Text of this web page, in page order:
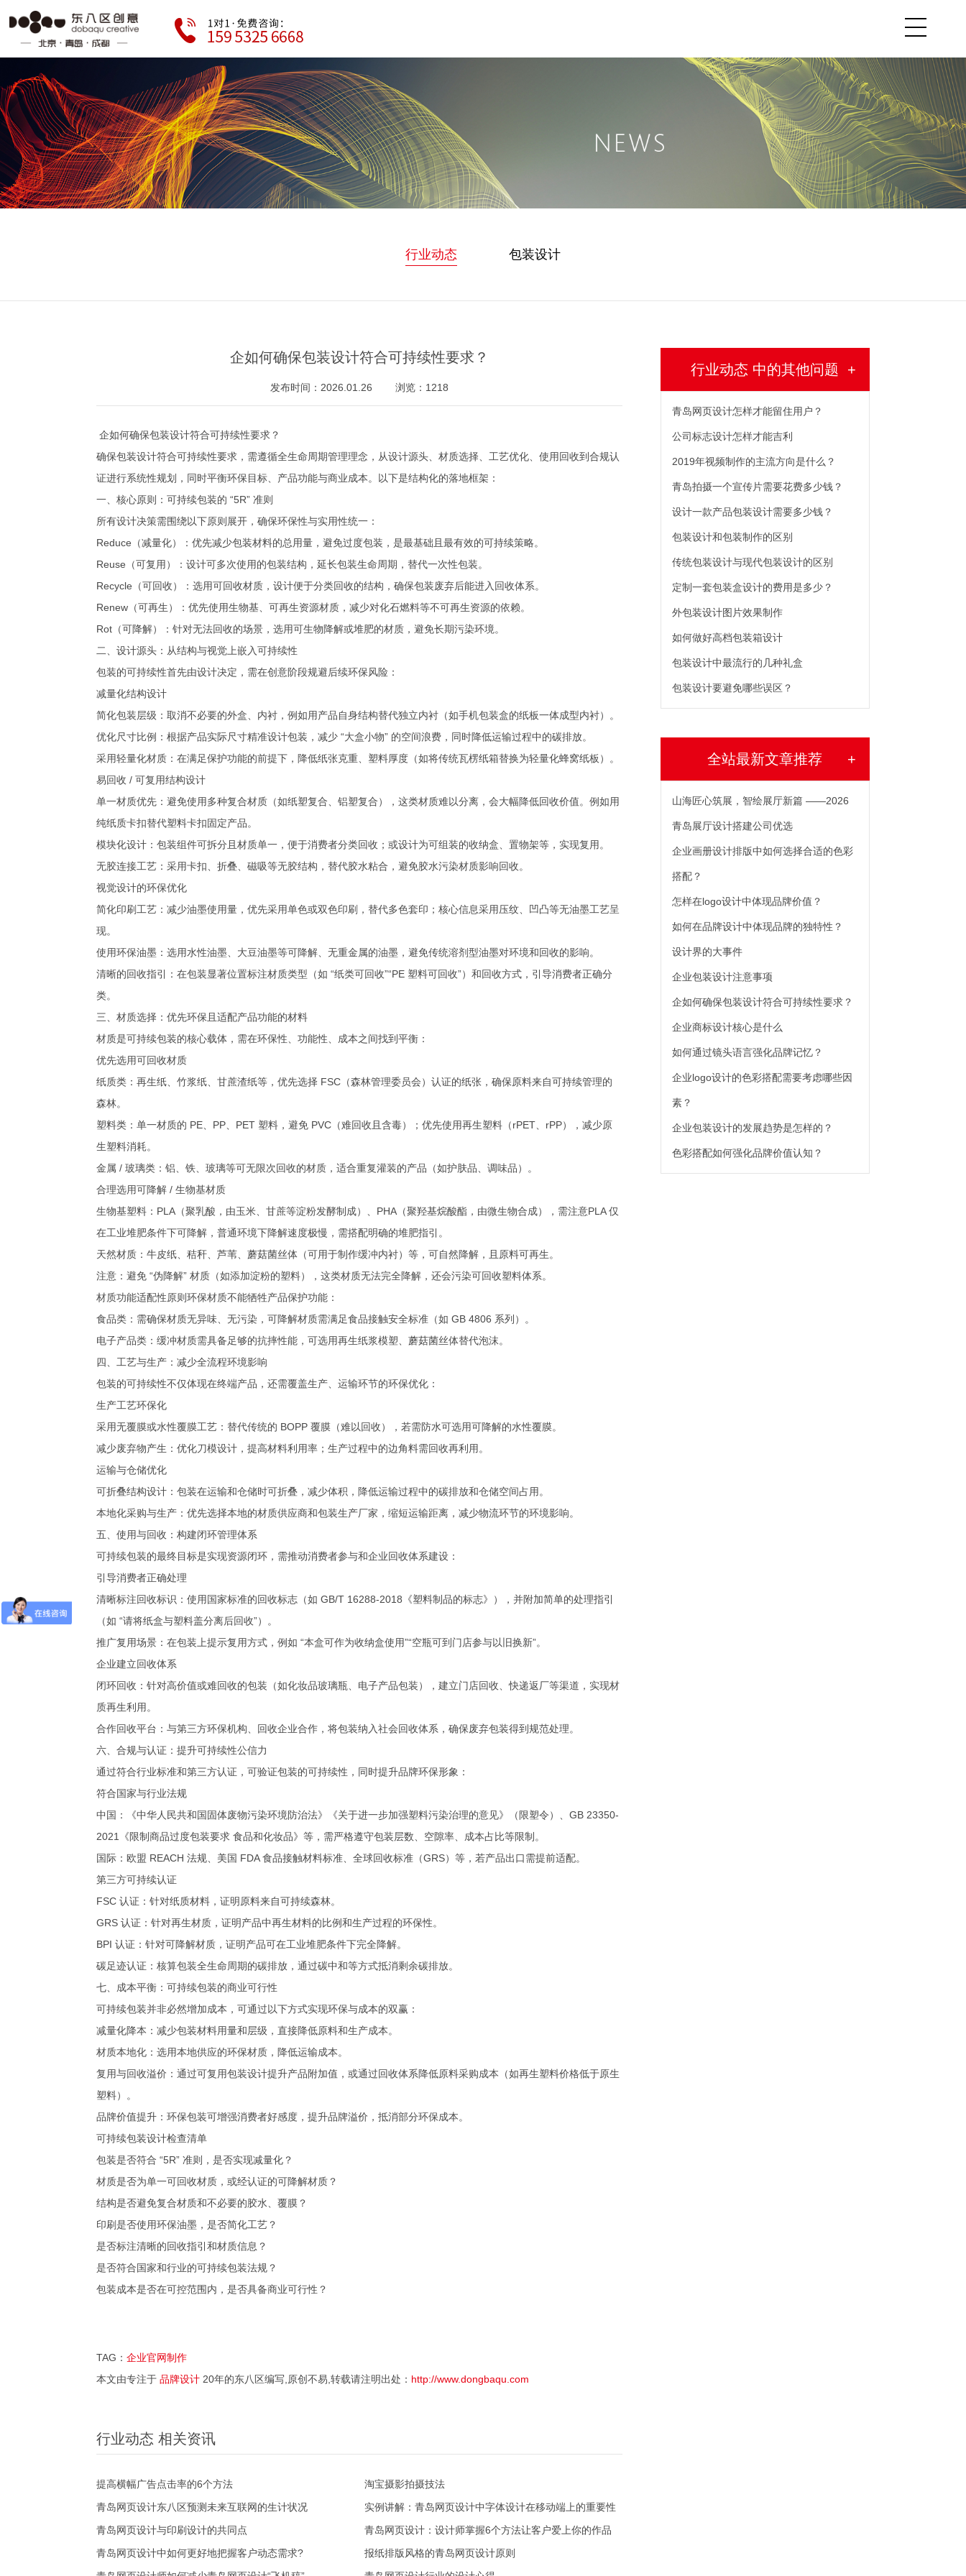
行业动态 包装设计
企如何确保包装设计符合可持续性要求？
发布时间：2026.01.26 浏览：1218
企如何确保包装设计符合可持续性要求？
确保包装设计符合可持续性要求，需遵循全生命周期管理理念，从设计源头、材质选择、工艺优化、使用回收到合规认
证进行系统性规划，同时平衡环保目标、产品功能与商业成本。以下是结构化的落地框架：
一、核心原则：可持续包装的 “5R” 准则
所有设计决策需围绕以下原则展开，确保环保性与实用性统一：
Reduce（减量化）：优先减少包装材料的总用量，避免过度包装，是最基础且最有效的可持续策略。
Reuse（可复用）：设计可多次使用的包装结构，延长包装生命周期，替代一次性包装。
Recycle（可回收）：选用可回收材质，设计便于分类回收的结构，确保包装废弃后能进入回收体系。
Renew（可再生）：优先使用生物基、可再生资源材质，减少对化石燃料等不可再生资源的依赖。
Rot（可降解）：针对无法回收的场景，选用可生物降解或堆肥的材质，避免长期污染环境。
二、设计源头：从结构与视觉上嵌入可持续性
包装的可持续性首先由设计决定，需在创意阶段规避后续环保风险：
减量化结构设计
简化包装层级：取消不必要的外盒、内衬，例如用产品自身结构替代独立内衬（如手机包装盒的纸板一体成型内衬）。
优化尺寸比例：根据产品实际尺寸精准设计包装，减少 “大盒小物” 的空间浪费，同时降低运输过程中的碳排放。
采用轻量化材质：在满足保护功能的前提下，降低纸张克重、塑料厚度（如将传统瓦楞纸箱替换为轻量化蜂窝纸板）。
易回收 / 可复用结构设计
单一材质优先：避免使用多种复合材质（如纸塑复合、铝塑复合），这类材质难以分离，会大幅降低回收价值。例如用
纯纸质卡扣替代塑料卡扣固定产品。
模块化设计：包装组件可拆分且材质单一，便于消费者分类回收；或设计为可组装的收纳盒、置物架等，实现复用。
无胶连接工艺：采用卡扣、折叠、磁吸等无胶结构，替代胶水粘合，避免胶水污染材质影响回收。
视觉设计的环保优化
简化印刷工艺：减少油墨使用量，优先采用单色或双色印刷，替代多色套印；核心信息采用压纹、凹凸等无油墨工艺呈
现。
使用环保油墨：选用水性油墨、大豆油墨等可降解、无重金属的油墨，避免传统溶剂型油墨对环境和回收的影响。
清晰的回收指引：在包装显著位置标注材质类型（如 “纸类可回收”“PE 塑料可回收”）和回收方式，引导消费者正确分
类。
三、材质选择：优先环保且适配产品功能的材料
材质是可持续包装的核心载体，需在环保性、功能性、成本之间找到平衡：
优先选用可回收材质
纸质类：再生纸、竹浆纸、甘蔗渣纸等，优先选择 FSC（森林管理委员会）认证的纸张，确保原料来自可持续管理的
森林。
塑料类：单一材质的 PE、PP、PET 塑料，避免 PVC（难回收且含毒）；优先使用再生塑料（rPET、rPP），减少原
生塑料消耗。
金属 / 玻璃类：铝、铁、玻璃等可无限次回收的材质，适合重复灌装的产品（如护肤品、调味品）。
合理选用可降解 / 生物基材质
生物基塑料：PLA（聚乳酸，由玉米、甘蔗等淀粉发酵制成）、PHA（聚羟基烷酸酯，由微生物合成），需注意PLA 仅
在工业堆肥条件下可降解，普通环境下降解速度极慢，需搭配明确的堆肥指引。
天然材质：牛皮纸、秸秆、芦苇、蘑菇菌丝体（可用于制作缓冲内衬）等，可自然降解，且原料可再生。
注意：避免 “伪降解” 材质（如添加淀粉的塑料），这类材质无法完全降解，还会污染可回收塑料体系。
材质功能适配性原则环保材质不能牺牲产品保护功能：
食品类：需确保材质无异味、无污染，可降解材质需满足食品接触安全标准（如 GB 4806 系列）。
电子产品类：缓冲材质需具备足够的抗摔性能，可选用再生纸浆模塑、蘑菇菌丝体替代泡沫。
四、工艺与生产：减少全流程环境影响
包装的可持续性不仅体现在终端产品，还需覆盖生产、运输环节的环保优化：
生产工艺环保化
采用无覆膜或水性覆膜工艺：替代传统的 BOPP 覆膜（难以回收），若需防水可选用可降解的水性覆膜。
减少废弃物产生：优化刀模设计，提高材料利用率；生产过程中的边角料需回收再利用。
运输与仓储优化
可折叠结构设计：包装在运输和仓储时可折叠，减少体积，降低运输过程中的碳排放和仓储空间占用。
本地化采购与生产：优先选择本地的材质供应商和包装生产厂家，缩短运输距离，减少物流环节的环境影响。
五、使用与回收：构建闭环管理体系
可持续包装的最终目标是实现资源闭环，需推动消费者参与和企业回收体系建设：
引导消费者正确处理
清晰标注回收标识：使用国家标准的回收标志（如 GB/T 16288-2018《塑料制品的标志》），并附加简单的处理指引
（如 “请将纸盒与塑料盖分离后回收”）。
推广复用场景：在包装上提示复用方式，例如 “本盒可作为收纳盒使用”“空瓶可到门店参与以旧换新”。
企业建立回收体系
闭环回收：针对高价值或难回收的包装（如化妆品玻璃瓶、电子产品包装），建立门店回收、快递返厂等渠道，实现材
质再生利用。
合作回收平台：与第三方环保机构、回收企业合作，将包装纳入社会回收体系，确保废弃包装得到规范处理。
六、合规与认证：提升可持续性公信力
通过符合行业标准和第三方认证，可验证包装的可持续性，同时提升品牌环保形象：
符合国家与行业法规
中国：《中华人民共和国固体废物污染环境防治法》《关于进一步加强塑料污染治理的意见》（限塑令）、GB 23350-
2021《限制商品过度包装要求 食品和化妆品》等，需严格遵守包装层数、空隙率、成本占比等限制。
国际：欧盟 REACH 法规、美国 FDA 食品接触材料标准、全球回收标准（GRS）等，若产品出口需提前适配。
第三方可持续认证
FSC 认证：针对纸质材料，证明原料来自可持续森林。
GRS 认证：针对再生材质，证明产品中再生材料的比例和生产过程的环保性。
BPI 认证：针对可降解材质，证明产品可在工业堆肥条件下完全降解。
碳足迹认证：核算包装全生命周期的碳排放，通过碳中和等方式抵消剩余碳排放。
七、成本平衡：可持续包装的商业可行性
可持续包装并非必然增加成本，可通过以下方式实现环保与成本的双赢：
减量化降本：减少包装材料用量和层级，直接降低原料和生产成本。
材质本地化：选用本地供应的环保材质，降低运输成本。
复用与回收溢价：通过可复用包装设计提升产品附加值，或通过回收体系降低原料采购成本（如再生塑料价格低于原生
塑料）。
品牌价值提升：环保包装可增强消费者好感度，提升品牌溢价，抵消部分环保成本。
可持续包装设计检查清单
包装是否符合 “5R” 准则，是否实现减量化？
材质是否为单一可回收材质，或经认证的可降解材质？
结构是否避免复合材质和不必要的胶水、覆膜？
印刷是否使用环保油墨，是否简化工艺？
是否标注清晰的回收指引和材质信息？
是否符合国家和行业的可持续包装法规？
包装成本是否在可控范围内，是否具备商业可行性？
TAG：企业官网制作
本文由专注于品牌设计 20年的东八区编写,原创不易,转载请注明出处： http://www.dongbaqu.com
行业动态 相关资讯
提高横幅广告点击率的6个方法
淘宝摄影拍摄技法
青岛网页设计东八区预测未来互联网的生计状况
实例讲解：青岛网页设计中字体设计在移动端上的重要性
青岛网页设计与印刷设计的共同点
青岛网页设计：设计师掌握6个方法让客户爱上你的作品
青岛网页设计中如何更好地把握客户动态需求?
报纸排版风格的青岛网页设计原则
行业动态 中的其他问题 +
青岛网页设计怎样才能留住用户？
公司标志设计怎样才能吉利
2019年视频制作的主流方向是什么？
青岛拍摄一个宣传片需要花费多少钱？
设计一款产品包装设计需要多少钱？
包装设计和包装制作的区别
传统包装设计与现代包装设计的区别
定制一套包装盒设计的费用是多少？
外包装设计图片效果制作
如何做好高档包装箱设计
包装设计中最流行的几种礼盒
包装设计要避免哪些误区？
全站最新文章推荐 +
山海匠心筑展，智绘展厅新篇 ——2026
青岛展厅设计搭建公司优选
企业画册设计排版中如何选择合适的色彩
搭配？
怎样在logo设计中体现品牌价值？
如何在品牌设计中体现品牌的独特性？
设计界的大事件
企业包装设计注意事项
企如何确保包装设计符合可持续性要求？
企业商标设计核心是什么
如何通过镜头语言强化品牌记忆？
企业logo设计的色彩搭配需要考虑哪些因
素？
企业包装设计的发展趋势是怎样的？
色彩搭配如何强化品牌价值认知？